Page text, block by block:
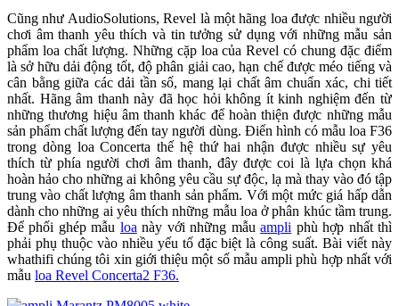
Cũng như AudioSolutions, Revel là một hãng loa được nhiều người
chơi âm thanh yêu thích và tin tưởng sử dụng với những mẫu sản
phẩm loa chất lượng. Những cặp loa của Revel có chung đặc điểm
là sở hữu dải động tốt, độ phân giải cao, hạn chế được méo tiếng và
cân bằng giữa các dải tần số, mang lại chất âm chuẩn xác, chi tiết
nhất. Hãng âm thanh này đã học hỏi không ít kinh nghiệm đến từ
những thương hiệu âm thanh khác để hoàn thiện được những mẫu
sản phẩm chất lượng đến tay người dùng. Điển hình có mẫu loa F36
trong dòng loa Concerta thế hệ thứ hai nhận được nhiều sự yêu
thích từ phía người chơi âm thanh, đây được coi là lựa chọn khá
hoàn hảo cho những ai không yêu cầu sự độc, lạ mà thay vào đó tập
trung vào chất lượng âm thanh sản phẩm. Với một mức giá hấp dẫn
dành cho những ai yêu thích những mẫu loa ở phân khúc tầm trung.
Để phối ghép mẫu loanày với những mẫuampli phù hợp nhất thì
phải phụ thuộc vào nhiều yếu tố đặc biệt là công suất. Bài viết này
whathifi chúng tôi xin giới thiệu một số mẫu ampli phù hợp nhất với
mẫu loa Revel Concerta2 F36.